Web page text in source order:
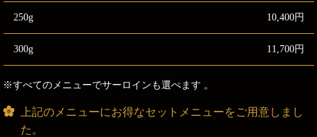
250g 10,400円
300g 11,700円
※すべてのメニューでサーロインも選ぺます 。
上記のメニューにお得なセットメニューをご用意しまし
た。